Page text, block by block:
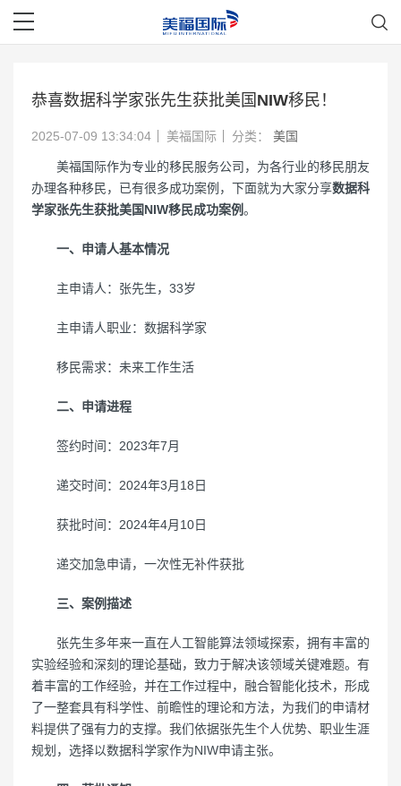
恭喜数据科学家张先生获批美国NIW移民！
2025-07-09 13:34:04 美福国际 分类： 美国
美福国际作为专业的移民服务公司，为各行业的移民朋友
办理各种移民，已有很多成功案例，下面就为大家分享数据科
学家张先生获批美国NIW移民成功案例。
一、申请人基本情况
主申请人：张先生，33岁
主申请人职业：数据科学家
移民需求：未来工作生活
二、申请进程
签约时间：2023年7月
递交时间：2024年3月18日
获批时间：2024年4月10日
递交加急申请，一次性无补件获批
三、案例描述
张先生多年来一直在人工智能算法领域探索，拥有丰富的
实验经验和深刻的理论基础，致力于解决该领域关键难题。有
着丰富的工作经验，并在工作过程中，融合智能化技术，形成
了一整套具有科学性、前瞻性的理论和方法，为我们的申请材
料提供了强有力的支撑。我们依据张先生个人优势、职业生涯
规划，选择以数据科学家作为NIW申请主张。